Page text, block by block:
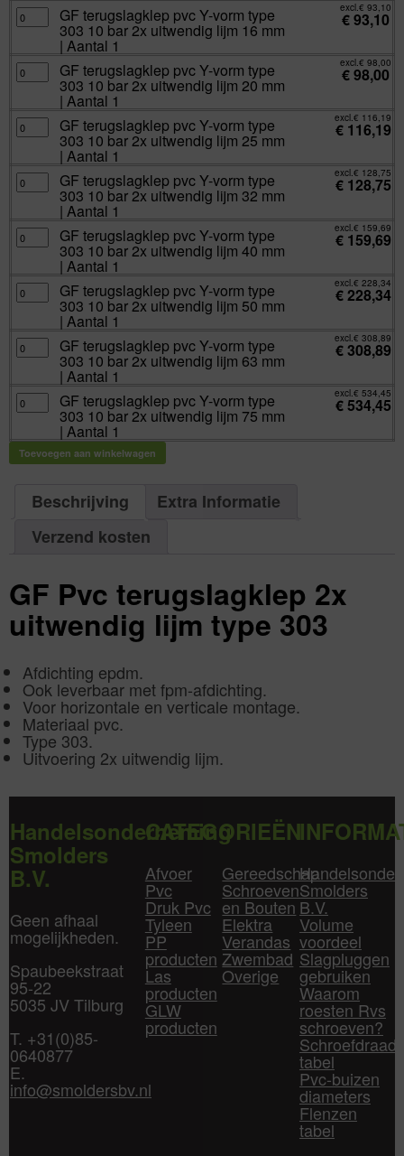
GF
terugslagklep
pvc
type
303
10
lijm
16
mm
1
aantal
GF terugslagklep pvc Y-vorm type
303 10 bar 2x uitwendig lijm 16 mm
| Aantal 1
excl.€ 93,10
€93,10
GF
terugslagklep
pvc
type
303
10
lijm
20
mm
1
aantal
GF terugslagklep pvc Y-vorm type
303 10 bar 2x uitwendig lijm 20 mm
| Aantal 1
excl.€ 98,00
€98,00
GF
terugslagklep
pvc
type
303
10
lijm
25
mm
1
aantal
GF terugslagklep pvc Y-vorm type
303 10 bar 2x uitwendig lijm 25 mm
| Aantal 1
excl.€ 116,19
€ 116,19
GF
terugslagklep
pvc
type
303
10
lijm
32
mm
1
aantal
GF terugslagklep pvc Y-vorm type
303 10 bar 2x uitwendig lijm 32 mm
| Aantal 1
excl.€ 128,75
€ 128,75
GF
terugslagklep
pvc
type
303
10
lijm
40
mm
1
aantal
GF terugslagklep pvc Y-vorm type
303 10 bar 2x uitwendig lijm 40 mm
| Aantal 1
excl.€ 159,69
€ 159,69
GF
terugslagklep
pvc
type
303
10
lijm
50
mm
1
aantal
GF terugslagklep pvc Y-vorm type
303 10 bar 2x uitwendig lijm 50 mm
| Aantal 1
excl.€ 228,34
€228,34
GF
terugslagklep
pvc
type
303
10
uitwendig
lijm
63
aantal
GF terugslagklep pvc Y-vorm type
303 10 bar 2x uitwendig lijm 63 mm
| Aantal 1
excl.€ 308,89
€308,89
GF
terugslagklep
pvc
type
303
10
uitwendig
Aantal
GF terugslagklep pvc Y-vorm type
303 10 bar 2x uitwendig lijm 75 mm
| Aantal 1
excl.€ 534,45
€534,45
Toevoegen aan winkelwagen
Beschrijving
Extra Informatie
Verzend kosten
GF Pvc terugslagklep 2x
uitwendig lijm type 303
Afdichting epdm.
Ook leverbaar met fpm-afdichting.
Voor horizontale en verticale montage.
Materiaal pvc.
Type 303.
Uitvoering 2x uitwendig lijm.
Handelsonderneming
Smolders
B.V.
Geen afhaal
mogelijkheden.
Spaubeekstraat
95-22
5035 JV Tilburg
T. +31(0)85-
0640877
E.
info@smoldersbv.nl
CATEGORIEËN
Afvoer
Pvc
Druk Pvc
Tyleen
PP
producten
Las
producten
GLW
producten
Gereedschap
Schroeven
en Bouten
Elektra
Verandas
Zwembad
Overige
Smolders
B.V.
Volume
voordeel
Slagpluggen
gebruiken
Waarom
roesten Rvs
schroeven?
Schroefdraad
tabel
Pvc-buizen
diameters
Flenzen
tabel